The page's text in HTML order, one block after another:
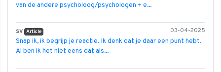
van de andere psycholoog/psychologen + e...
03-04-2025
sv Article
Snap ik, ik begrijp je reactie. Ik denk dat je daar een punt hebt.
Al ben ik het niet eens dat als...